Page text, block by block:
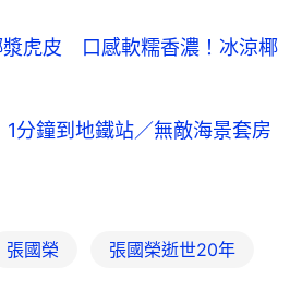
漿虎皮 口感軟糯香濃！冰涼椰
分鐘到地鐵站／無敵海景套房
張國榮 張國榮逝世20年